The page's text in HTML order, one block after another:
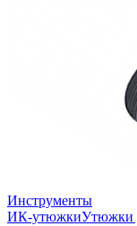
Инструменты
ИК-утюжкиУтюжки